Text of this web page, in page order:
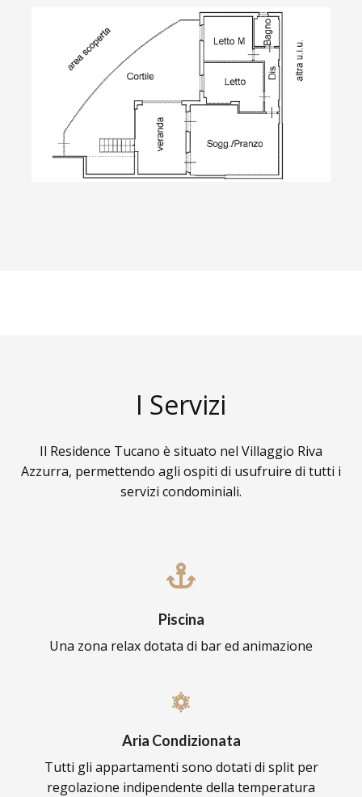
I Servizi
Il Residence Tucano è situato nel Villaggio Riva
Azzurra, permettendo agli ospiti di usufruire di tutti i
servizi condominiali.
Piscina
Una zona relax dotata di bar ed animazione
Aria Condizionata
Tutti gli appartamenti sono dotati di split per
regolazione indipendente della temperatura